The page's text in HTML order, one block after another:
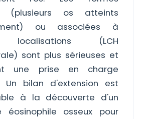
(plusieurs os atteints
ou associées à
localisations (LCH
sont plus sérieuses et
une prise en charge
Un bilan d'extension est
à la découverte d'un
éosinophile osseux pour